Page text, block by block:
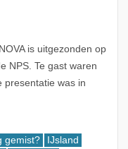
is uitgezonden op
NPS. Te gast waren
presentatie was in
gemist?
IJsland